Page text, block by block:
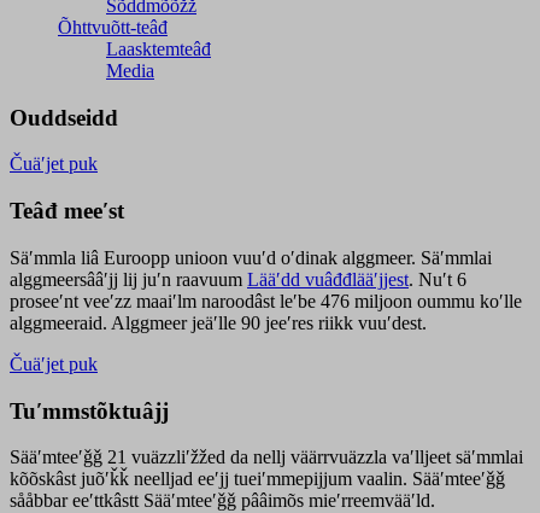
Šõddmõõžž
Õhttvuõtt-teâđ
Laasktemteâđ
Media
Ouddseidd
Čuäʹjet puk
Teâđ meeʹst
Säʹmmla liâ Euroopp unioon vuuʹd oʹdinak alggmeer. Säʹmmlai
alggmeersââʹjj lij juʹn raavuum Lääʹdd vuâđđlääʹjjest. Nuʹt 6
proseeʹnt veeʹzz maaiʹlm naroodâst leʹbe 476 miljoon oummu koʹlle
alggmeeraid. Alggmeer jeäʹlle 90 jeeʹres riikk vuuʹdest.
Čuäʹjet puk
Tuʹmmstõktuâjj
Sääʹmteeʹǧǧ 21 vuäzzliʹžžed da nellj väärrvuäzzla vaʹlljeet säʹmmlai
kõõskâst juõʹǩǩ neelljad eeʹjj tueiʹmmepijjum vaalin. Sääʹmteeʹǧǧ
sååbbar eeʹttkâstt Sääʹmteeʹǧǧ pââimõs mieʹrreemvääʹld.